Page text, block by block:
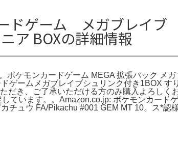
ゲーム メガブレイブ
ア BOXの詳細情報
ケモンカードゲーム MEGA 拡張パック メ
ゲームメガブレイブシュリンク付き1BOX す
き、ご了承いただける方のみ購入よろしく
ています。。Amazon.co.jp: ポケモンカード
ウ FA/Pikachu #001 GEM MT 10。ス*認